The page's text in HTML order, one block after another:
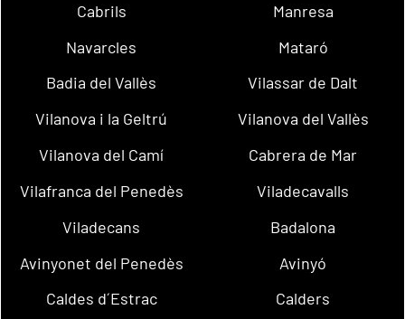
Cabrils
Manresa
Navarcles
Mataró
Badia del Vallès
Vilassar de Dalt
Vilanova i la Geltrú
Vilanova del Vallès
Vilanova del Camí
Cabrera de Mar
Vilafranca del Penedès
Viladecavalls
Viladecans
Badalona
Avinyonet del Penedès
Avinyó
Caldes d´Estrac
Calders